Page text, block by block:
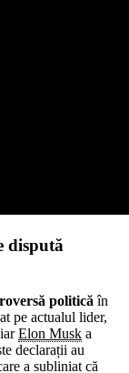
dispută
politică în
pe actualul lider,
Elon Musk a
declarații au
a subliniat că